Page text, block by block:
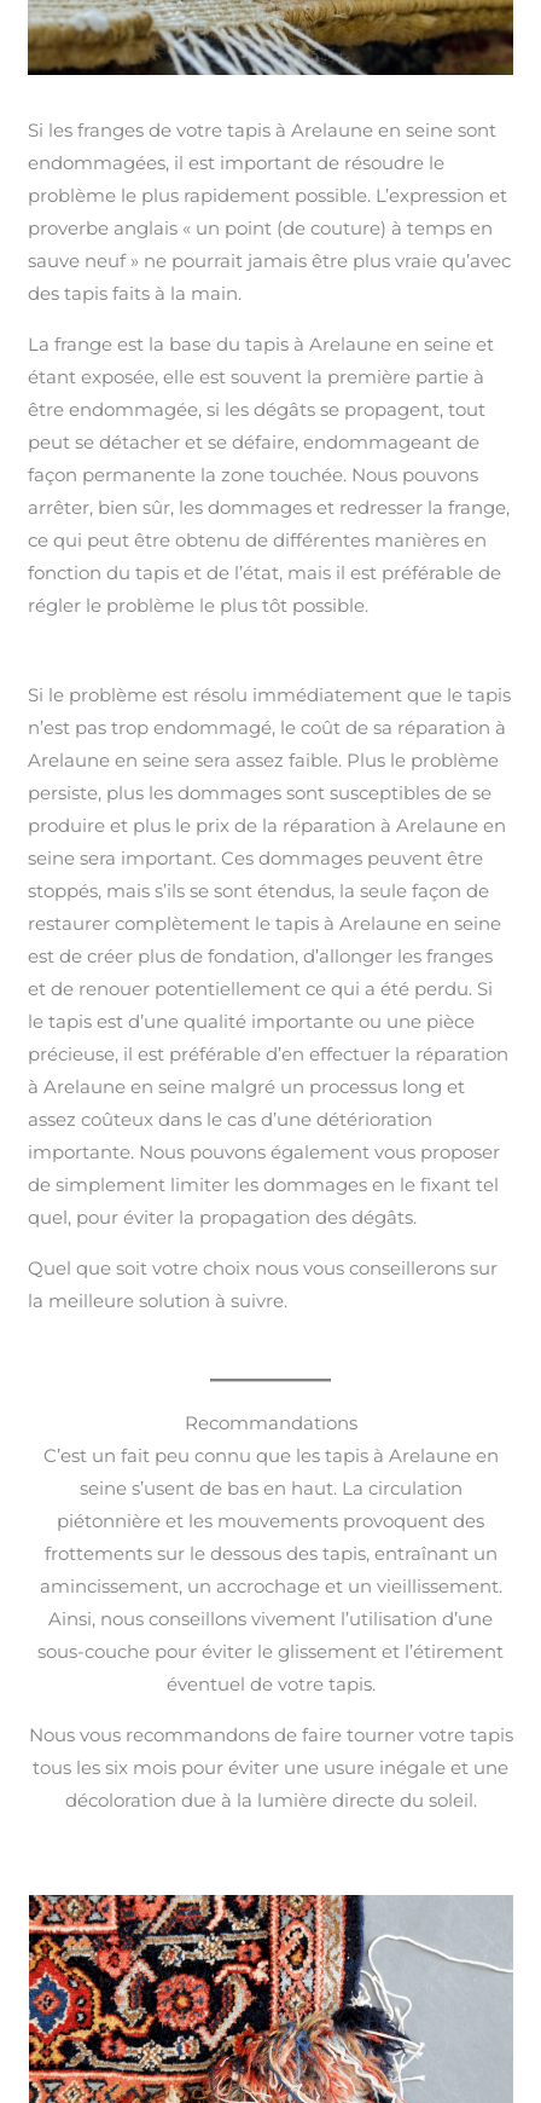
Si les franges de votre tapis à Arelaune en seine sont
endommagées, il est important de résoudre le
problème le plus rapidement possible. L’expression et
proverbe anglais « un point (de couture) à temps en
sauve neuf » ne pourrait jamais être plus vraie qu’avec
des tapis faits à la main.
La frange est la base du tapis à Arelaune en seine et
étant exposée, elle est souvent la première partie à
être endommagée, si les dégâts se propagent, tout
peut se détacher et se défaire, endommageant de
façon permanente la zone touchée. Nous pouvons
arrêter, bien sûr, les dommages et redresser la frange,
ce qui peut être obtenu de différentes manières en
fonction du tapis et de l’état, mais il est préférable de
régler le problème le plus tôt possible.
Si le problème est résolu immédiatement que le tapis
n’est pas trop endommagé, le coût de sa réparation à
Arelaune en seine sera assez faible. Plus le problème
persiste, plus les dommages sont susceptibles de se
produire et plus le prix de la réparation à Arelaune en
seine sera important. Ces dommages peuvent être
stoppés, mais s’ils se sont étendus, la seule façon de
restaurer complètement le tapis à Arelaune en seine
est de créer plus de fondation, d’allonger les franges
et de renouer potentiellement ce qui a été perdu. Si
le tapis est d’une qualité importante ou une pièce
précieuse, il est préférable d’en effectuer la réparation
à Arelaune en seine malgré un processus long et
assez coûteux dans le cas d’une détérioration
importante. Nous pouvons également vous proposer
de simplement limiter les dommages en le fixant tel
quel, pour éviter la propagation des dégâts.
Quel que soit votre choix nous vous conseillerons sur
la meilleure solution à suivre.
Recommandations
C’est un fait peu connu que les tapis à Arelaune en
seine s’usent de bas en haut. La circulation
piétonnière et les mouvements provoquent des
frottements sur le dessous des tapis, entraînant un
amincissement, un accrochage et un vieillissement.
Ainsi, nous conseillons vivement l’utilisation d’une
sous-couche pour éviter le glissement et l’étirement
éventuel de votre tapis.
Nous vous recommandons de faire tourner votre tapis
tous les six mois pour éviter une usure inégale et une
décoloration due à la lumière directe du soleil.